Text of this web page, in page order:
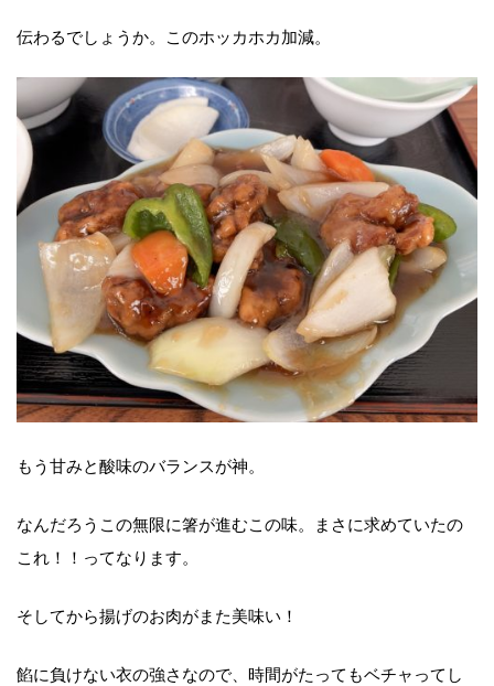
伝わるでしょうか。このホッカホカ加減。
もう甘みと酸味のバランスが神。
なんだろうこの無限に箸が進むこの味。まさに求めていたの
これ！！ってなります。
そしてから揚げのお肉がまた美味い！
餡に負けない衣の強さなので、時間がたってもベチャってし